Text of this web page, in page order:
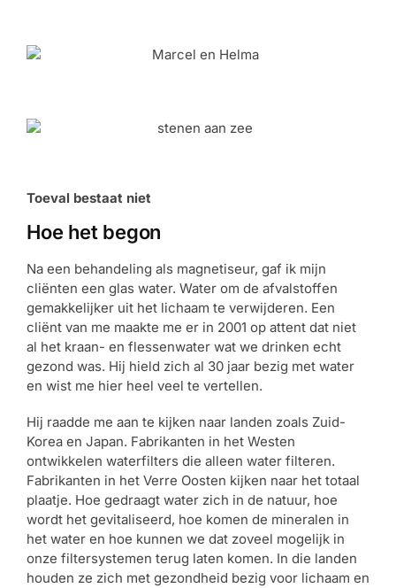
Toeval bestaat niet
Hoe het begon
Na een behandeling als magnetiseur, gaf ik mijn
cliënten een glas water. Water om de afvalstoffen
gemakkelijker uit het lichaam te verwijderen. Een
cliënt van me maakte me er in 2001 op attent dat niet
al het kraan- en flessenwater wat we drinken echt
gezond was. Hij hield zich al 30 jaar bezig met water
en wist me hier heel veel te vertellen.
Hij raadde me aan te kijken naar landen zoals Zuid-
Korea en Japan. Fabrikanten in het Westen
ontwikkelen waterfilters die alleen water filteren.
Fabrikanten in het Verre Oosten kijken naar het totaal
plaatje. Hoe gedraagt water zich in de natuur, hoe
wordt het gevitaliseerd, hoe komen de mineralen in
het water en hoe kunnen we dat zoveel mogelijk in
onze filtersystemen terug laten komen. In die landen
houden ze zich met gezondheid bezig voor lichaam en